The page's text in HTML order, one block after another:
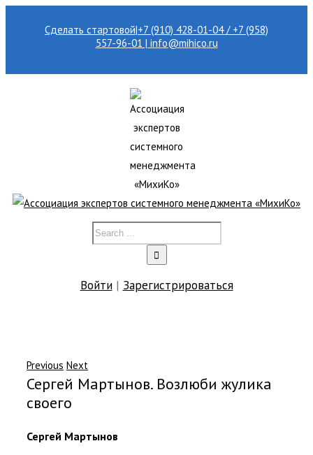
Сделать стартовой|+7 (910) 428-01-04 / +7 (958)
557-96-01 | info@mihico.ru
Войти| Зарегистрироваться
Previous Next
Сергей Мартынов. Возлюби жулика
своего
Сергей Мартынов